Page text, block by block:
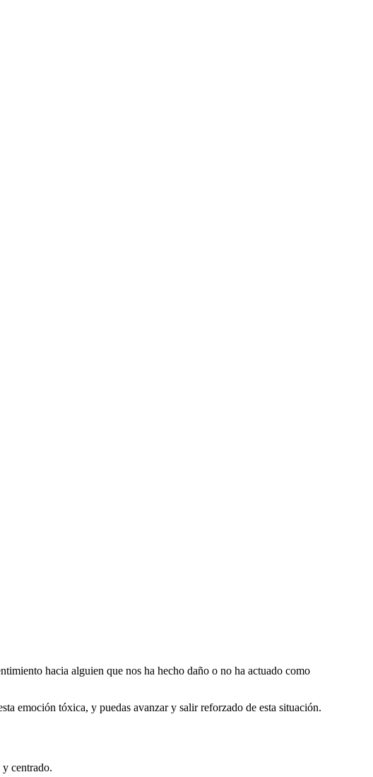
hacia alguien que nos ha hecho daño o no ha actuado como
emoción tóxica, y puedas avanzar y salir reforzado de esta situación.
centrado.